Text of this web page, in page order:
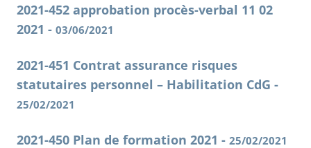
2021-452 approbation procès-verbal 11 02
2021 - 03/06/2021
2021-451 Contrat assurance risques
statutaires personnel – Habilitation CdG -
25/02/2021
2021-450 Plan de formation 2021 - 25/02/2021